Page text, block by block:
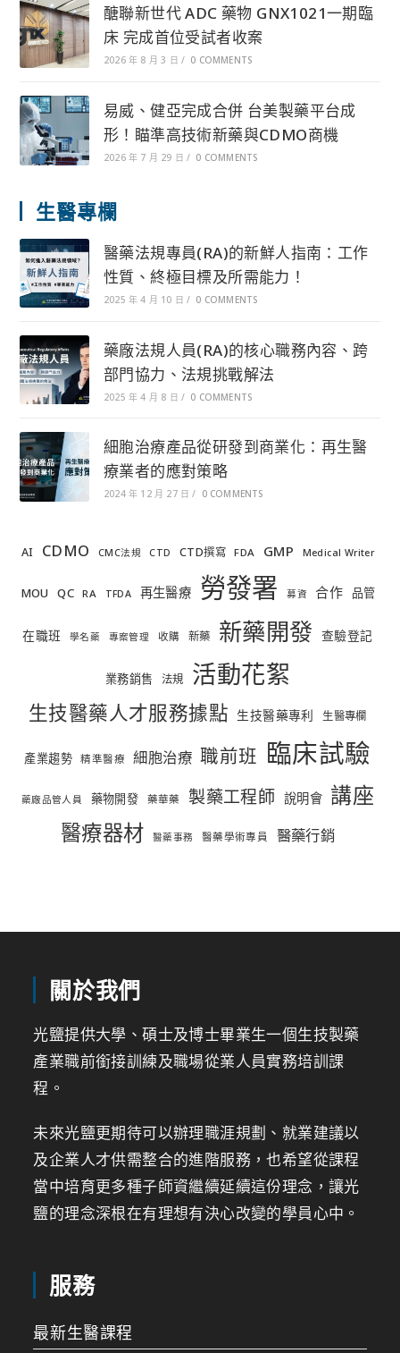
醣聯新世代 ADC 藥物 GNX1021一期臨
床 完成首位受試者收案
2026 年 8 月 3 日 / 0 COMMENTS
易威、健亞完成合併 台美製藥平台成
形！瞄準高技術新藥與CDMO商機
2026 年 7 月 29 日 / 0 COMMENTS
生醫專欄
醫藥法規專員(RA)的新鮮人指南：工作
性質、終極目標及所需能力！
2025 年 4 月 10 日 / 0 COMMENTS
藥廠法規人員(RA)的核心職務內容、跨
部門協力、法規挑戰解法
2025 年 4 月 8 日 / 0 COMMENTS
細胞治療產品從研發到商業化：再生醫
療業者的應對策略
2024 年 12 月 27 日 / 0 COMMENTS
AI CDMO CMC法規 CTD CTD撰寫 FDA GMP Medical Writer
MOU QC RA TFDA 再生醫療 勞發署 募資 合作 品管
在職班 學名藥 專案管理 收購 新藥 新藥開發 查驗登記
業務銷售 法規 活動花絮
生技醫藥人才服務據點 生技醫藥專利 生醫專欄
產業趨勢 精準醫療 細胞治療 職前班 臨床試驗
藥廠品管人員 藥物開發 藥華藥 製藥工程師 說明會 講座
醫療器材 醫藥事務 醫藥學術專員 醫藥行銷
關於我們
光鹽提供大學、碩士及博士畢業生一個生技製藥
產業職前銜接訓練及職場從業人員實務培訓課
程。
未來光鹽更期待可以辦理職涯規劃、就業建議以
及企業人才供需整合的進階服務，也希望從課程
當中培育更多種子師資繼續延續這份理念，讓光
鹽的理念深根在有理想有決心改變的學員心中。
服務
最新生醫課程